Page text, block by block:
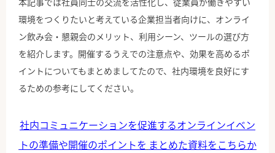
環境をつくりたいと考えている企業担当者向けに、オンライ
ン飲み会・懇親会のメリット、利用シーン、ツールの選び方
を紹介します。開催するうえでの注意点や、効果を高めるポ
イントについてもまとめましてたので、社内環境を良好にす
るための参考にしてください。
社内コミュニケーションを促進するオンラインイベン
トの準備や開催のポイントを まとめた資料をこちらか